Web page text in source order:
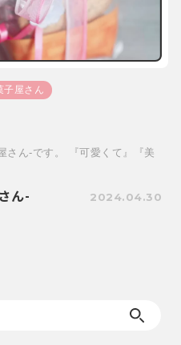
子屋さん
さん-です。 『可愛くて』『美
ん- 2024.04.30